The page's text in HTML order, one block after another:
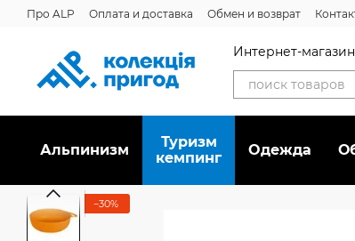
Перейти к основному контенту
Про ALP Оплата и доставка Обмен и возврат
Интернет-
Альпинизм
Туризм
кемпинг
Oдежда
−30%